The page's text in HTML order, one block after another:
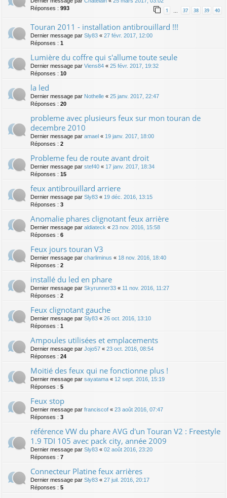
Réponses : 993 1 37 38 39 40
Touran 2011 - installation antibrouillard !!!
Dernier message par Sly83 « 27 févr. 2017, 12:00
Réponses : 1
Lumière du coffre qui s'allume toute seule
Dernier message par Viens84 « 25 févr. 2017, 19:32
Réponses : 10
la led
Dernier message par Nothelle « 25 janv. 2017, 22:47
Réponses : 20
probleme avec plusieurs feux sur mon touran de
decembre 2010
Dernier message par amael « 19 janv. 2017, 18:00
Réponses : 2
Probleme feu de route avant droit
Dernier message par stef40 « 17 janv. 2017, 18:34
Réponses : 15
feux antibrouillard arriere
Dernier message par Sly83 « 19 déc. 2016, 13:15
Réponses : 3
Anomalie phares clignotant feux arrière
Dernier message par aldiateck « 23 nov. 2016, 15:58
Réponses : 6
Feux jours touran V3
Dernier message par charliminus « 18 nov. 2016, 18:40
Réponses : 2
installé du led en phare
Dernier message par Skyrunner33 « 11 nov. 2016, 11:27
Réponses : 2
Feux clignotant gauche
Dernier message par Sly83 « 26 oct. 2016, 13:10
Réponses : 1
Ampoules utilisées et emplacements
Dernier message par Jojo57 « 23 oct. 2016, 08:54
Réponses : 24
Moitié des feux qui ne fonctionne plus !
Dernier message par sayatama « 12 sept. 2016, 15:19
Réponses : 5
Feux stop
Dernier message par franciscof « 23 août 2016, 07:47
Réponses : 3
référence VW du phare AVG d'un Touran V2 : Freestyle
1.9 TDI 105 avec pack city, année 2009
Dernier message par Sly83 « 02 août 2016, 23:20
Réponses : 7
Connecteur Platine feux arrières
Dernier message par Sly83 « 27 juil. 2016, 20:17
Réponses : 5